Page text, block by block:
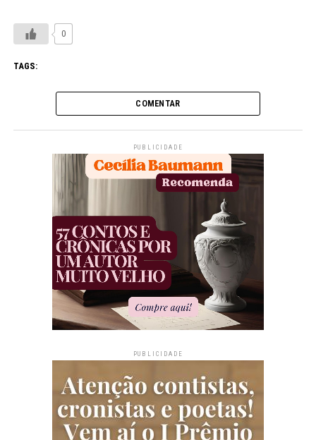
0
TAGS:
COMENTAR
PUBLICIDADE
PUBLICIDADE